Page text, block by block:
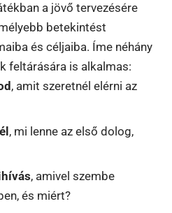
a jövő tervezésére
betekintést
és céljaiba. Íme néhány
feltárására is alkalmas:
, amit szeretnél elérni az
, mi lenne az első dolog,
, amivel szembe
és miért?